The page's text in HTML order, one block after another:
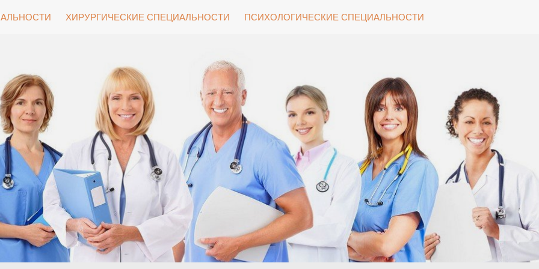
ХИРУРГИЧЕСКИЕ СПЕЦИАЛЬНОСТИ ПСИХОЛОГИЧЕСКИЕ СПЕЦИАЛЬНОСТИ